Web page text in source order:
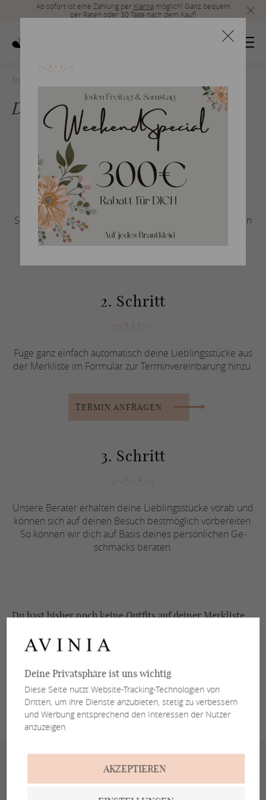
Ab sofort ist eine Zahlung per Klarnamöglich! Ganz bequem
per Raten oder 30 Tage nach dem Kauf!
Startseite
Deine Merk­lis­te
1. Schritt
Setze deine Lieb­lings­stü­cke auf die Merk­lis­te. Noch kein
Lieb­lings­stück? Dann ent­de­cke unsere Kol­lek­tio­nen,
klicke auf den Button Braut­kleid-Stile oder Bräu­ti­gam-
2. Schritt
Füge ganz einfach au­to­ma­tisch deine Lieb­lings­stü­cke aus
der Merk­lis­te im For­mu­lar zur Ter­min­ver­ein­ba­rung hinzu.
TERMIN AN­FRA­GEN
3. Schritt
Unsere Berater er­hal­ten deine Lieb­lings­stü­cke vorab und
können sich auf deinen Besuch best­mög­lich vor­be­rei­ten.
So können wir dich auf Basis deines per­sön­li­chen Ge­
schmacks beraten.
Du hast bisher noch keine Outfits auf deiner Merk­lis­te.
BRAUTKLEID-STILE
BRÄUTIGAM-KOLLEKTION
Deine Privatsphäre ist uns wichtig
Diese Seite nutzt Website-Tracking-Technologien von
Dritten, um ihre Dienste anzubieten, stetig zu verbessern
und Werbung entsprechend den Interessen der Nutzer
anzuzeigen.
AKZEPTIEREN